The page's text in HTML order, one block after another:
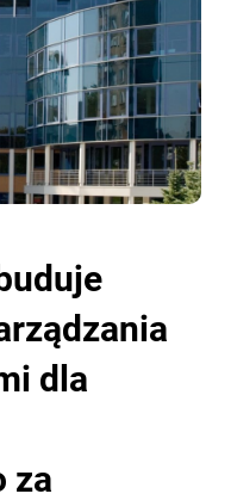
dla
za